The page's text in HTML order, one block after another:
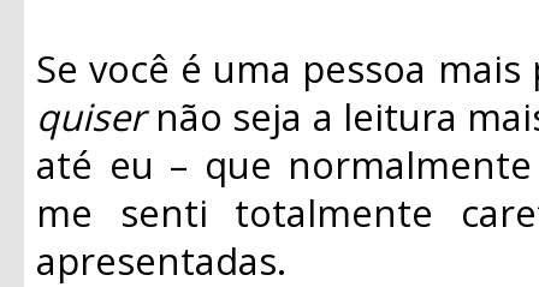
Se você é uma pessoa
quisernão seja a leitura
até eu – que
me senti totalmente
apresentadas.